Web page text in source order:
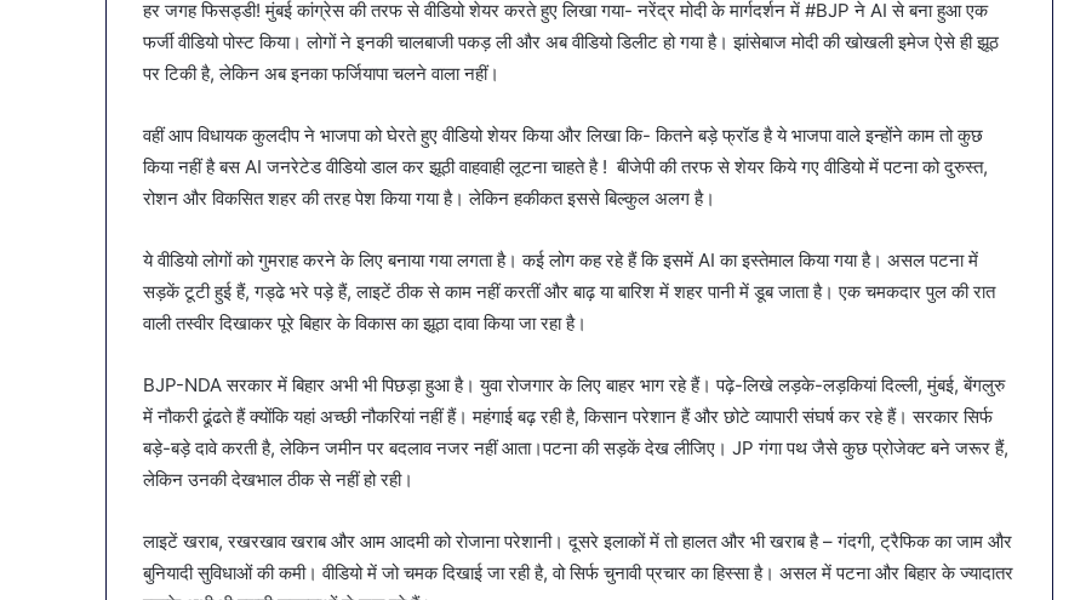
हर जगह फिसड्डी! मुंबई कांग्रेस की तरफ से वीडियो शेयर करते हुए लिखा गया- नरेंद्र मोदी के मार्गदर्शन में #BJP ने AI से बना हुआ एक
फर्जी वीडियो पोस्ट किया। लोगों ने इनकी चालबाजी पकड़ ली और अब वीडियो डिलीट हो गया है। झांसेबाज मोदी की खोखली इमेज ऐसे ही झूठ
पर टिकी है, लेकिन अब इनका फर्जियापा चलने वाला नहीं।
वहीं आप विधायक कुलदीप ने भाजपा को घेरते हुए वीडियो शेयर किया और लिखा कि- कितने बड़े फ्रॉड है ये भाजपा वाले इन्होंने काम तो कुछ
किया नहीं है बस AI जनरेटेड वीडियो डाल कर झूठी वाहवाही लूटना चाहते है ! बीजेपी की तरफ से शेयर किये गए वीडियो में पटना को दुरुस्त,
रोशन और विकसित शहर की तरह पेश किया गया है। लेकिन हकीकत इससे बिल्कुल अलग है।
ये वीडियो लोगों को गुमराह करने के लिए बनाया गया लगता है। कई लोग कह रहे हैं कि इसमें AI का इस्तेमाल किया गया है। असल पटना में
सड़कें टूटी हुई हैं, गड्ढे भरे पड़े हैं, लाइटें ठीक से काम नहीं करतीं और बाढ़ या बारिश में शहर पानी में डूब जाता है। एक चमकदार पुल की रात
वाली तस्वीर दिखाकर पूरे बिहार के विकास का झूठा दावा किया जा रहा है।
BJP-NDA सरकार में बिहार अभी भी पिछड़ा हुआ है। युवा रोजगार के लिए बाहर भाग रहे हैं। पढ़े-लिखे लड़के-लड़कियां दिल्ली, मुंबई, बेंगलुरु
में नौकरी ढूंढते हैं क्योंकि यहां अच्छी नौकरियां नहीं हैं। महंगाई बढ़ रही है, किसान परेशान हैं और छोटे व्यापारी संघर्ष कर रहे हैं। सरकार सिर्फ
बड़े-बड़े दावे करती है, लेकिन जमीन पर बदलाव नजर नहीं आता।पटना की सड़कें देख लीजिए। JP गंगा पथ जैसे कुछ प्रोजेक्ट बने जरूर हैं,
लेकिन उनकी देखभाल ठीक से नहीं हो रही।
लाइटें खराब, रखरखाव खराब और आम आदमी को रोजाना परेशानी। दूसरे इलाकों में तो हालत और भी खराब है – गंदगी, ट्रैफिक का जाम और
बुनियादी सुविधाओं की कमी। वीडियो में जो चमक दिखाई जा रही है, वो सिर्फ चुनावी प्रचार का हिस्सा है। असल में पटना और बिहार के ज्यादातर